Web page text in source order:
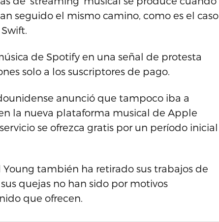
seguido el mismo camino, como es el caso
de Spotify en una señal de protesta
solo a los suscriptores de pago.
anunció que tampoco iba a
la nueva plataforma musical de Apple
se ofrezca gratis por un período inicial
también ha retirado sus trabajos de
quejas no han sido por motivos
que ofrecen.